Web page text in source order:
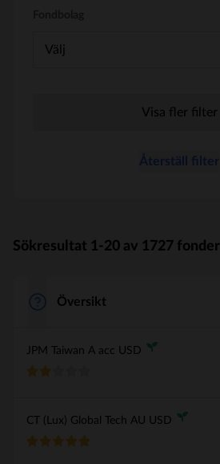
Välj
Visa fler filter
Återställ filter
Sökresultat 1-20 av 1727 fonder
JPM Taiwan A acc USD
CT (Lux) Global Tech AU USD